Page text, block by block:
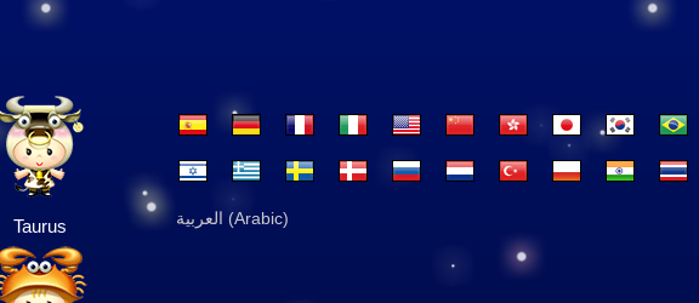
Taurus العربية (Arabic)